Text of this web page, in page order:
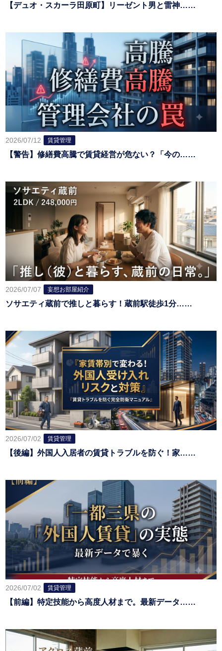
【デュオ・スカーラ田原町】リーゼント男と雷神……
2026/07/12 賃貸管理
【警告】修繕費高騰で賃貸経営が危ない？「今の……
2026/07/07 妄想お部屋紹介
ソサエティ蔵前で推しと暮らす！蔵前駅徒歩1分……
2026/07/02 賃貸管理
【後編】外国人入居者の賃貸トラブルを防ぐ！家……
2026/07/02 賃貸管理
【前編】特定技能から高度人材まで。最新データ……